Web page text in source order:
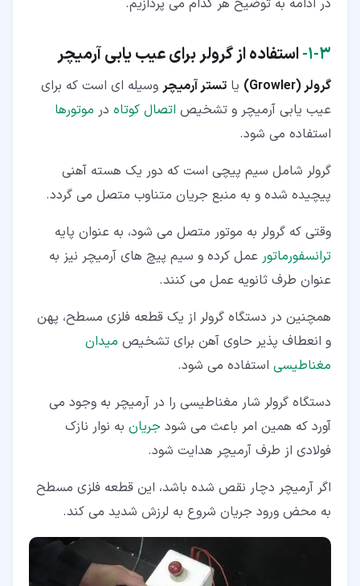
۳‏-‏۱‏- استفاده از گرولر برای عیب یابی آرمیچر
گرولر (Growler) یا تستر آرمیچر وسیله ای است که برای
عیب یابی آرمیچر و تشخیص اتصال کوتاه در موتورها
استفاده می شود.
گرولر شامل سیم پیچی است که دور یک هسته آهنی
پیچیده شده و به منبع جریان متناوب متصل می گردد.
وقتی که گرولر به موتور متصل می شود، به عنوان پایه
ترانسفورماتور عمل کرده و سیم پیچ های آرمیچر نیز به
عنوان طرف ثانویه عمل می کنند.
همچنین در دستگاه گرولر از یک قطعه فلزی مسطح، پهن
و انعطاف پذیر حاوی آهن برای تشخیص میدان
مغناطیسی استفاده می شود.
دستگاه گرولر شار مغناطیسی را در آرمیچر به وجود می
آورد که همین امر باعث می شود جریان به نوار نازک
فولادی از طرف آرمیچر هدایت شود.
اگر آرمیچر دچار نقص شده باشد، این قطعه فلزی مسطح
به محض ورود جریان شروع به لرزش شدید می کند.